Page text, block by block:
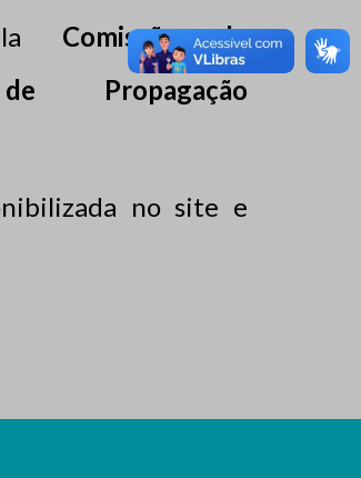
Comissão de
Propagação
no site e